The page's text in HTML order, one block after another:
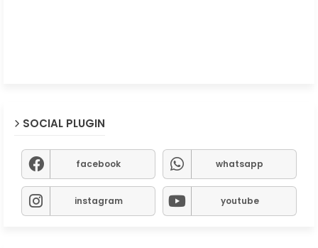
SOCIAL PLUGIN
facebook whatsapp
instagram youtube